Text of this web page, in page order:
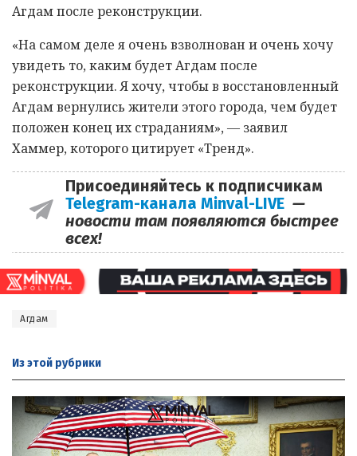
Агдам после реконструкции.
«На самом деле я очень взволнован и очень хочу
увидеть то, каким будет Агдам после
реконструкции. Я хочу, чтобы в восстановленный
Агдам вернулись жители этого города, чем будет
положен конец их страданиям», — заявил
Хаммер, которого цитирует «Тренд».
Присоединяйтесь к подписчикам
Telegram-канала Minval-LIVE —
новости там появляются быстрее
всех!
Агдам
Из этой рубрики